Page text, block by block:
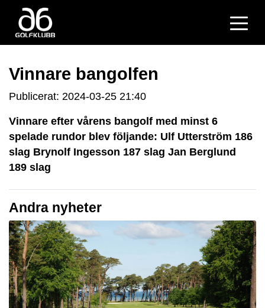
Vinnare bangolfen
Publicerat: 2024-03-25 21:40
Vinnare efter vårens bangolf med minst 6
spelade rundor blev följande: Ulf Utterström 186
slag Brynolf Ingesson 187 slag Jan Berglund
189 slag
Andra nyheter